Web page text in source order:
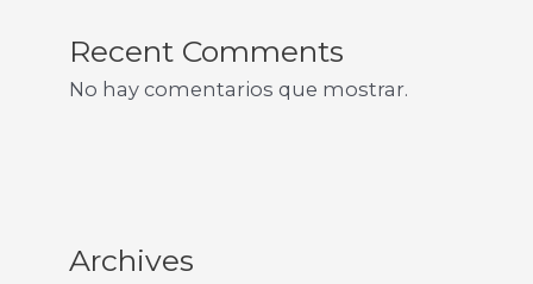
Recent Comments
No hay comentarios que mostrar.
Archives